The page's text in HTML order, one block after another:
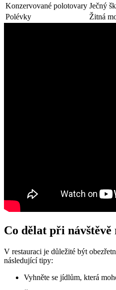
Konzervované polotovary Ječný
Polévky
Žitná
Co dělat při návštěvě
V restauraci je důležité být
následující tipy:
Vyhněte se jídlům, která